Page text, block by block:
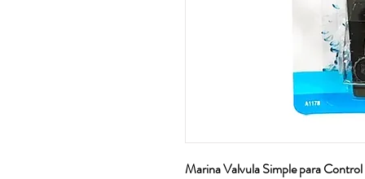
Marina Valvula Simple para Control